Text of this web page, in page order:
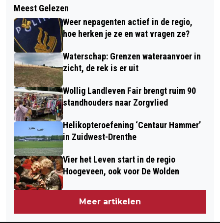
OLDTIMER FESTIVAL BALKBRUG
OPNIEUW
BEACHVOLLEYBALTOERNOOI IN DE
WIJK
Meest Gelezen
Weer nepagenten actief in de regio,
hoe herken je ze en wat vragen ze?
Waterschap: Grenzen wateraanvoer in
zicht, de rek is er uit
Wollig Landleven Fair brengt ruim 90
standhouders naar Zorgvlied
Helikopteroefening ‘Centaur Hammer’
in Zuidwest-Drenthe
Vier het Leven start in de regio
Hoogeveen, ook voor De Wolden
Meer artikelen